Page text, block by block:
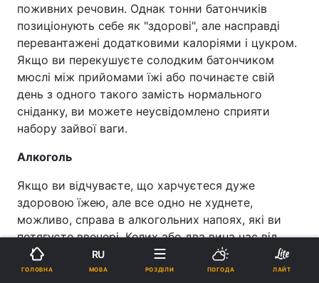
поживних речовин. Однак тонни батончиків
позиціонують себе як "здорові", але насправді
перевантажені додатковими калоріями і цукром.
Якщо ви перекушуєте солодким батончиком
мюслі між прийомами їжі або починаєте свій
день з одного такого замість нормального
сніданку, ви можете неусвідомлено сприяти
набору зайвої ваги.
Алкоголь
Якщо ви відчуваєте, що харчуєтеся дуже
здоровою їжею, але все одно не худнете,
можливо, справа в алкогольних напоях, які ви
потягуєте ввечері. Келих або два вина час від
часу досить нешкідливі, але якщо у вас є звичка
потягувати вино перед сном або часто
ГОЛОВНА
RU
МОВА РОЗДІЛИ ПОГОДА ЛАЙТ